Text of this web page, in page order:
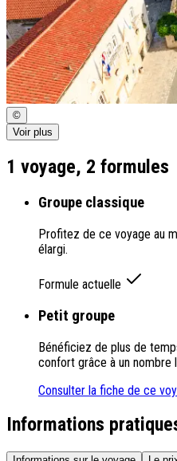
©
Voir plus
1 voyage, 2 formules
Groupe classique
Profitez de ce voyage au
élargi.
Formule actuelle
Petit groupe
Bénéficiez de plus de
confort grâce à un nombre
Consulter la fiche de ce
Informations